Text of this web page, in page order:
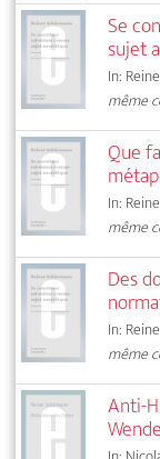
Se
sujet
In:
même
Que
In:
même
Des
In:
même
Anti-